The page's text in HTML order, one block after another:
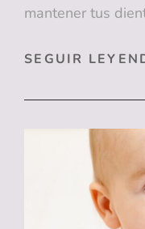
mantener tus
SEGUIR